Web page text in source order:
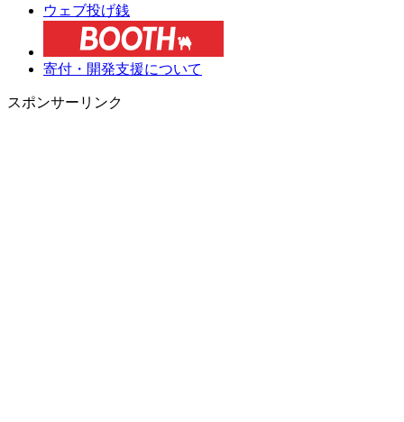
ウェブ投げ銭
寄付・開発支援について
スポンサーリンク